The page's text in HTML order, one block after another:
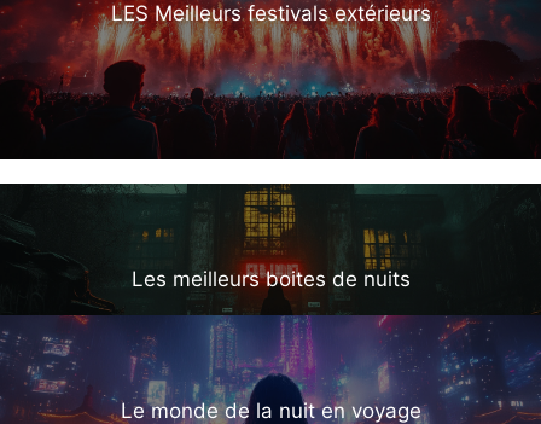
LES Meilleurs festivals extérieurs
Les meilleurs boites de nuits
Le monde de la nuit en voyage